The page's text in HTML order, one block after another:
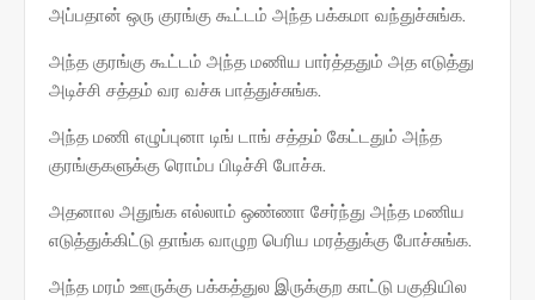
அப்பதான் ஒரு குரங்கு கூட்டம் அந்த பக்கமா வந்துச்சுங்க.
அந்த குரங்கு கூட்டம் அந்த மணிய பார்த்ததும் அத எடுத்து
அடிச்சி சத்தம் வர வச்சு பாத்துச்சுங்க.
அந்த மணி எழுப்புனா டிங் டாங் சத்தம் கேட்டதும் அந்த
குரங்குகளுக்கு ரொம்ப பிடிச்சி போச்சு.
அதனால அதுங்க எல்லாம் ஒண்ணா சேர்ந்து அந்த மணிய
எடுத்துக்கிட்டு தாங்க வாழுற பெரிய மரத்துக்கு போச்சுங்க.
அந்த மரம் ஊருக்கு பக்கத்துல இருக்குற காட்டு பகுதியில